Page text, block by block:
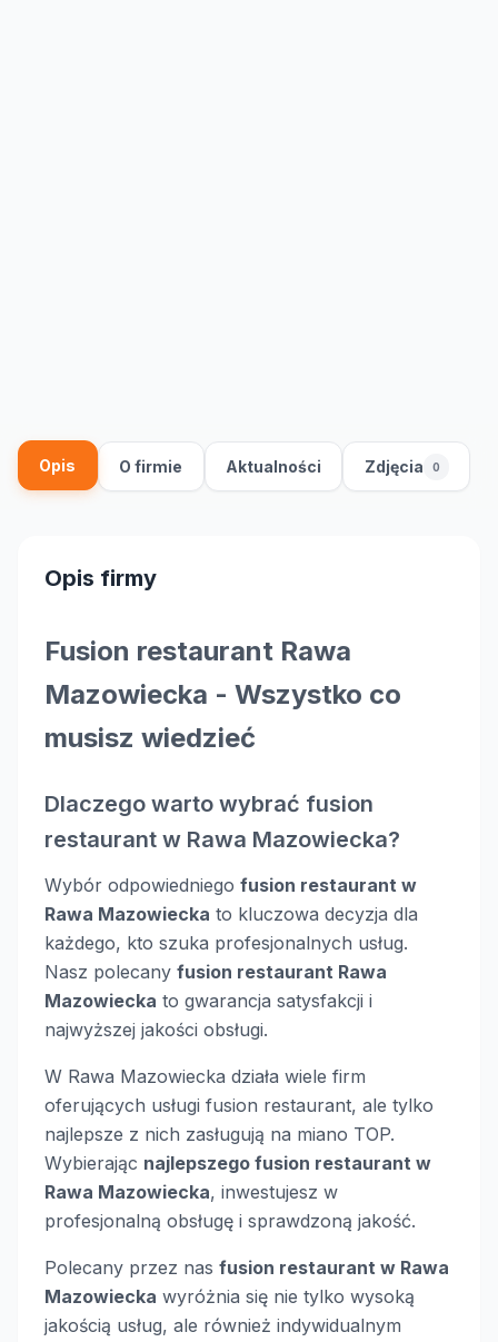
Opis O firmie Aktualności Zdjęcia 0
Opis firmy
Fusion restaurant Rawa
Mazowiecka - Wszystko co
musisz wiedzieć
Dlaczego warto wybrać fusion
restaurant w Rawa Mazowiecka?
Wybór odpowiedniego fusion restaurant w
Rawa Mazowiecka to kluczowa decyzja dla
każdego, kto szuka profesjonalnych usług.
Nasz polecany fusion restaurant Rawa
Mazowiecka to gwarancja satysfakcji i
najwyższej jakości obsługi.
W Rawa Mazowiecka działa wiele firm
oferujących usługi fusion restaurant, ale tylko
najlepsze z nich zasługują na miano TOP.
Wybierając najlepszego fusion restaurant w
Rawa Mazowiecka, inwestujesz w
profesjonalną obsługę i sprawdzoną jakość.
Polecany przez nas fusion restaurant w Rawa
Mazowiecka wyróżnia się nie tylko wysoką
jakością usług, ale również indywidualnym